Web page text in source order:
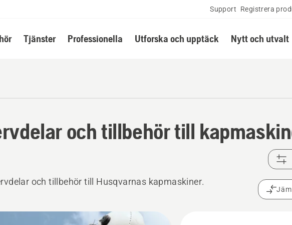
Support Registrera
Tjänster Professionella Utforska och upptäck Nytt och utvalt
och tillbehör till
och tillbehör till Husqvarnas kapmaskiner.